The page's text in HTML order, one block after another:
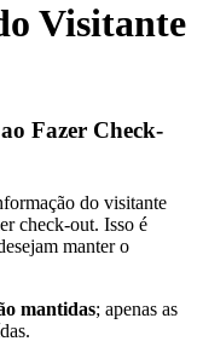
Visitante
Fazer Check-
do visitante
check-out. Isso é
manter o
mantidas; apenas as